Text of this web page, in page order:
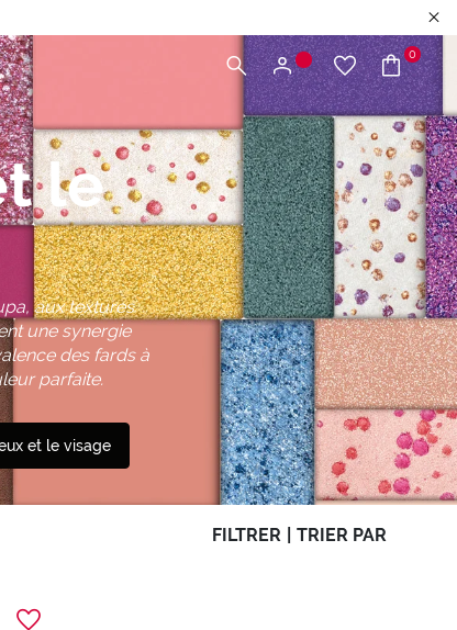
0
le
aux textures
une synergie
des fards à
parfaite.
et le visage
FILTRER TRIER PAR